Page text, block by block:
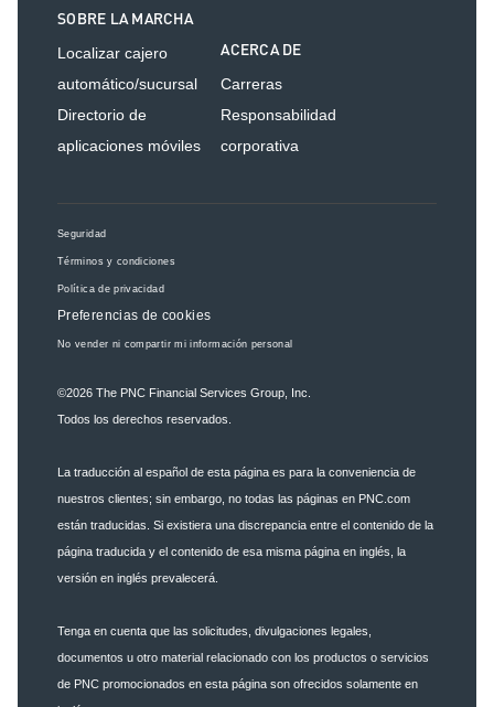
SOBRE LA MARCHA
Localizar cajero
automático/sucursal
Directorio de
aplicaciones móviles
ACERCA DE
Carreras
Responsabilidad
corporativa
Seguridad
Términos y condiciones
Política de privacidad
Preferencias de cookies
No vender ni compartir mi información personal
©2026 The PNC Financial Services Group, Inc.
Todos los derechos reservados.
La traducción al español de esta página es para la conveniencia de
nuestros clientes; sin embargo, no todas las páginas en PNC.com
están traducidas. Si existiera una discrepancia entre el contenido de la
página traducida y el contenido de esa misma página en inglés, la
versión en inglés prevalecerá.
Tenga en cuenta que las solicitudes, divulgaciones legales,
documentos u otro material relacionado con los productos o servicios
de PNC promocionados en esta página son ofrecidos solamente en